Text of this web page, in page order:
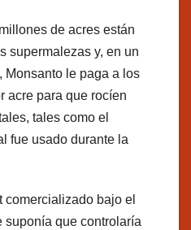
de acres están
supermalezas y, en un
Monsanto le paga a los
acre para que rocíen
tales como el
fue usado durante la
comercializado bajo el
suponía que controlaría